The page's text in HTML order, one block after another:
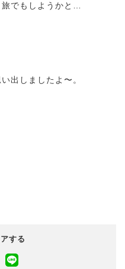
でもしようかと…
出しましたよ〜。
する